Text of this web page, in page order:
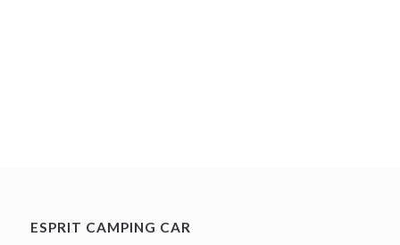
ESPRIT CAMPING CAR